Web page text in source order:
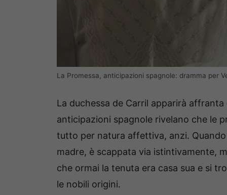
La Promessa, anticipazioni spagnole: dramma per
La duchessa de Carril apparirà
anticipazioni spagnole rivelano che le
tutto per natura affettiva, anzi.
madre, è scappata via istintivamente,
che ormai la tenuta era casa sua e si
le nobili origini.